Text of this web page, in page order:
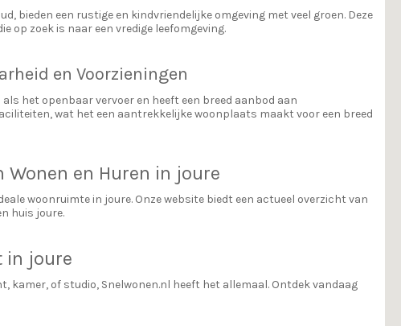
bieden een rustige en kindvriendelijke omgeving met veel groen. Deze
op zoek is naar een vredige leefomgeving.
en Voorzieningen
het openbaar vervoer en heeft een breed aanbod aan
wat het een aantrekkelijke woonplaats maakt voor een breed
Wonen en Huren in joure
woonruimte in joure. Onze website biedt een actueel overzicht van
huis joure.
in joure
kamer, of studio, Snelwonen.nl heeft het allemaal. Ontdek vandaag